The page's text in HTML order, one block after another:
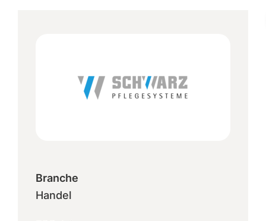
Branche
Handel